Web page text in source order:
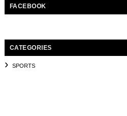
FACEBOOK
CATEGORIES
SPORTS